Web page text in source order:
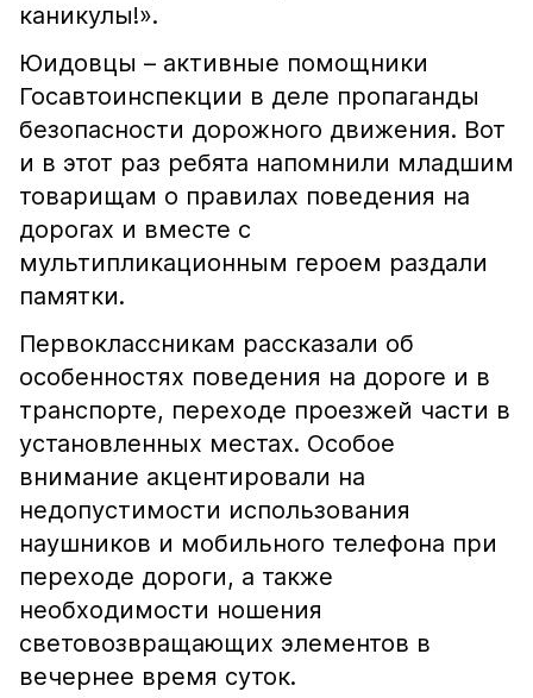
каникулы!».
Юидовцы – активные помощники
Госавтоинспекции в деле пропаганды
безопасности дорожного движения. Вот
и в этот раз ребята напомнили младшим
товарищам о правилах поведения на
дорогах и вместе с
мультипликационным героем раздали
памятки.
Первоклассникам рассказали об
особенностях поведения на дороге и в
транспорте, переходе проезжей части в
установленных местах. Особое
внимание акцентировали на
недопустимости использования
наушников и мобильного телефона при
переходе дороги, а также
необходимости ношения
световозвращающих элементов в
вечернее время суток.